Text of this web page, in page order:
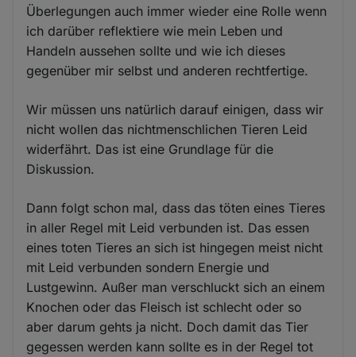
Überlegungen auch immer wieder eine Rolle wenn
ich darüber reflektiere wie mein Leben und
Handeln aussehen sollte und wie ich dieses
gegenüber mir selbst und anderen rechtfertige.
Wir müssen uns natürlich darauf einigen, dass wir
nicht wollen das nichtmenschlichen Tieren Leid
widerfährt. Das ist eine Grundlage für die
Diskussion.
Dann folgt schon mal, dass das töten eines Tieres
in aller Regel mit Leid verbunden ist. Das essen
eines toten Tieres an sich ist hingegen meist nicht
mit Leid verbunden sondern Energie und
Lustgewinn. Außer man verschluckt sich an einem
Knochen oder das Fleisch ist schlecht oder so
aber darum gehts ja nicht. Doch damit das Tier
gegessen werden kann sollte es in der Regel tot